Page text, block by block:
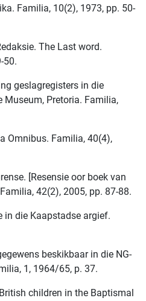
Familia, 10(2), 1973, pp. 50-
The Last word.
50.
geslagregisters in die
Museum, Pretoria. Familia,
Omnibus. Familia, 40(4),
[Resensie oor boek van
42(2), 2005, pp. 87-88.
in die Kaapstadse argief.
beskikbaar in die NG-
1, 1964/65, p. 37.
children in the Baptismal